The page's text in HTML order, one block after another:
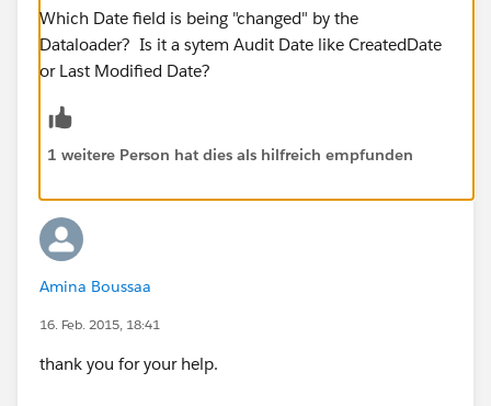
Which Date field is being "changed" by the
Dataloader? Is it a sytem Audit Date like CreatedDate
or Last Modified Date?
1 weitere Person hat dies als hilfreich empfunden
Amina Boussaa
16. Feb. 2015, 18:41
thank you for your help.